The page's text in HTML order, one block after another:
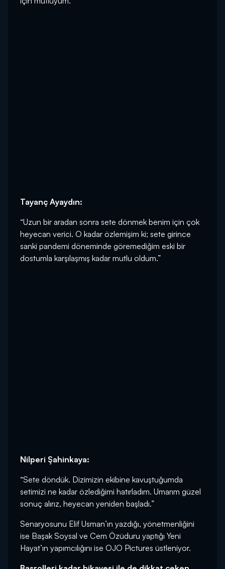
Tayanç Ayaydın:
“Uzun bir aradan sonra sete dönmek benim için çok
heyecan verici. O kadar özlemişim ki; sete girince
sanki pandemi döneminde göremediğim eski bir
dostumla karşılaşmış kadar mutlu oldum.”
Nilperi Şahinkaya:
“Sete döndük. Dizimizin ekibine kavuştuğumda
setimizi ne kadar özlediğimi hatırladım. Umarım güzel
sonuç alırız, heyecan yeniden başladı.”
Senaryosunu Elif Usman’ın yazdığı, yönetmenliğini
ise Başak Soysal ve Cem Özüduru yaptığı Yeni
Hayat’ın yapımcılığını ise OJO Pictures üstleniyor.